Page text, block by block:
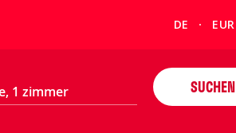
DE EUR
SUCHEN